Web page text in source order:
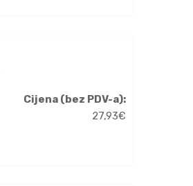
Cijena (bez PDV-a):
27,93€